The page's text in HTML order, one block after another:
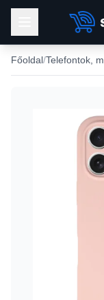
Főoldal Telefontok,